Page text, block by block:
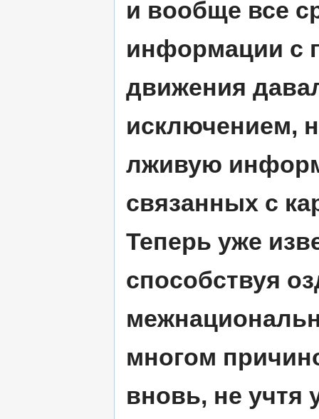
и вообще все
информации с
движения
исключением,
лживую
связанных с
Теперь уже
способствуя
многом
вновь, не учтя